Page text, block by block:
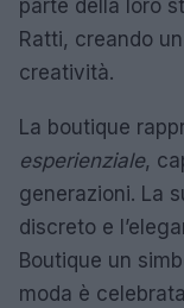
parte della loro
Ratti, creando un
creatività.
La boutique
esperienziale,
generazioni. La
discreto e
Boutique un
moda è